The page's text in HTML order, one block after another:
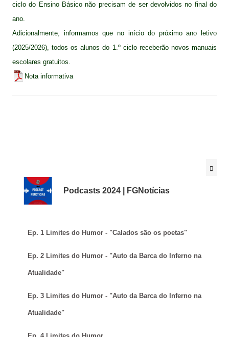
ciclo do Ensino Básico não precisam de ser devolvidos no final do
ano.
Adicionalmente, informamos que no início do próximo ano letivo
(2025/2026), todos os alunos do 1.º ciclo receberão novos manuais
escolares gratuitos.
Nota informativa
Podcasts 2024 | FGNotícias
Ep. 1 Limites do Humor - "Calados são os poetas"
Ep. 2 Limites do Humor - "Auto da Barca do Inferno na
Atualidade"
Ep. 3 Limites do Humor - "Auto da Barca do Inferno na
Atualidade"